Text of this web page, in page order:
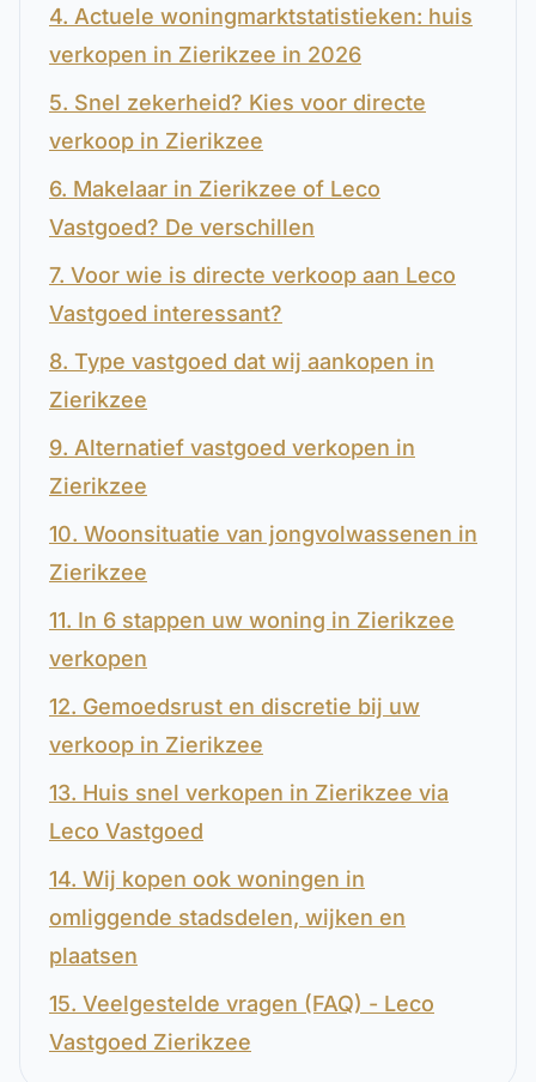
4. Actuele woningmarktstatistieken: huis
verkopen in Zierikzee in 2026
5. Snel zekerheid? Kies voor directe
verkoop in Zierikzee
6. Makelaar in Zierikzee of Leco
Vastgoed? De verschillen
7. Voor wie is directe verkoop aan Leco
Vastgoed interessant?
8. Type vastgoed dat wij aankopen in
Zierikzee
9. Alternatief vastgoed verkopen in
Zierikzee
10. Woonsituatie van jongvolwassenen in
Zierikzee
11. In 6 stappen uw woning in Zierikzee
verkopen
12. Gemoedsrust en discretie bij uw
verkoop in Zierikzee
13. Huis snel verkopen in Zierikzee via
Leco Vastgoed
14. Wij kopen ook woningen in
omliggende stadsdelen, wijken en
plaatsen
15. Veelgestelde vragen (FAQ) - Leco
Vastgoed Zierikzee